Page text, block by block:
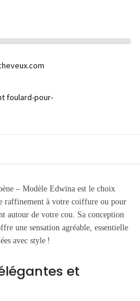
– Modèle Edwina est le choix
raffinement à votre coiffure ou pour
autour de votre cou. Sa conception
une sensation agréable, essentielle
avec style !
et